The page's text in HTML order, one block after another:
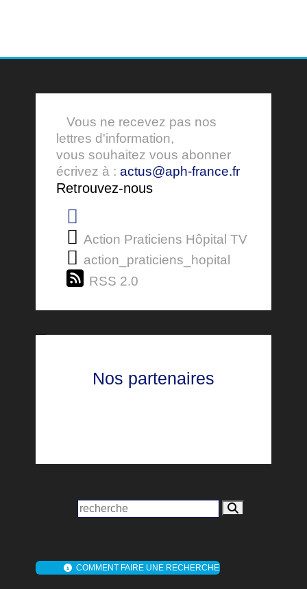
Vous ne recevez pas nos
lettres d'information,
vous souhaitez vous abonner
écrivez à : actus@aph-france.fr
Retrouvez-nous
Action Praticiens Hôpital TV
action_praticiens_hopital
RSS 2.0
Nos partenaires
COMMENT FAIRE UNE RECHERCHE